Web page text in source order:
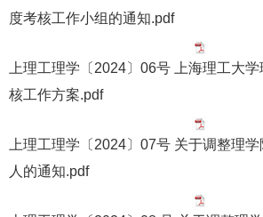
度考核工作小组的通知.pdf
上理工理学〔2024〕06号 上海理工大
核工作方案.pdf
上理工理学〔2024〕07号 关于调整理
人的通知.pdf